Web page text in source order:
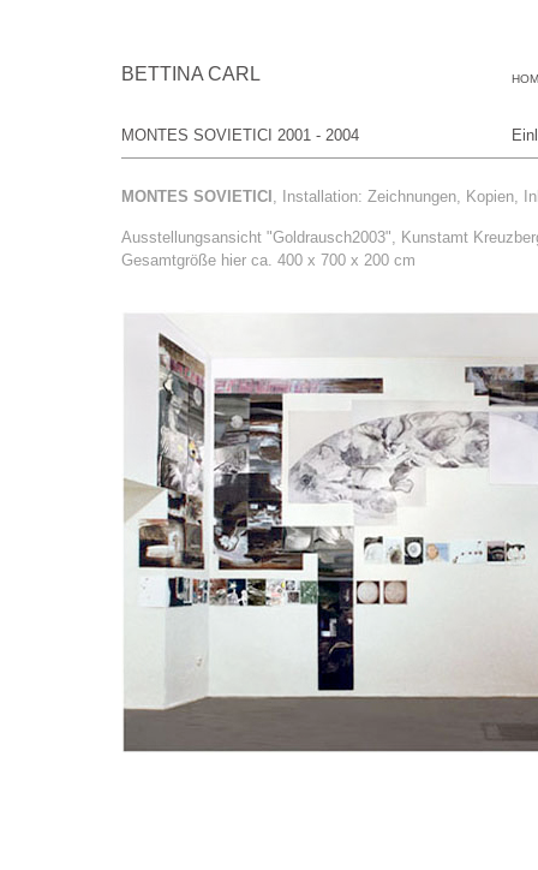
BETTINA CARL
MONTES SOVIETICI 2001 - 2004
MONTES SOVIETICI , Installation: Zeichnungen, Kopien,
Ausstellungsansicht "Goldrausch2003", Kunstamt
Gesamtgröße hier ca. 400 x 700 x 200 cm